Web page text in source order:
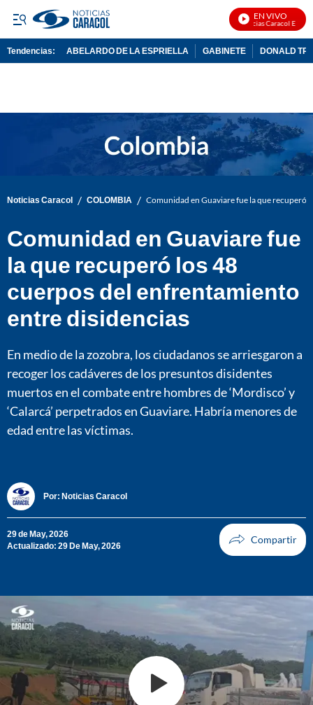
EN VIVO
Noticias Caracol En Vivo
Tendencias: ABELARDO DE LA ESPRIELLA GABINETE DONALD
Noticias Caracol / COLOMBIA / Comunidad en Guaviare fue la que recuperó
Comunidad en Guaviare fue
la que recuperó los 48
cuerpos del enfrentamiento
entre disidencias
En medio de la zozobra, los ciudadanos se arriesgaron a
recoger los cadáveres de los presuntos disidentes
muertos en el combate entre hombres de ‘Mordisco’ y
‘Calarcá’ perpetrados en Guaviare. Habría menores de
edad entre las víctimas.
Por: Noticias Caracol
29 de May, 2026
Actualizado: 29 De May, 2026